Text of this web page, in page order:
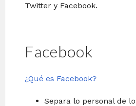
Twitter y Facebook.
Facebook
¿Qué es Facebook?
Separa lo personal de